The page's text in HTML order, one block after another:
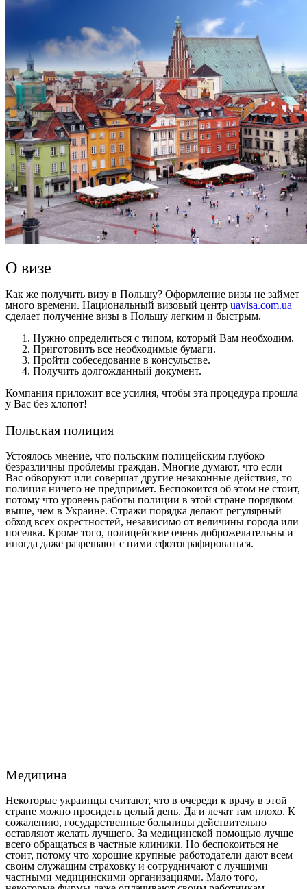
О визе
Как же получить визу в Польшу? Оформление визы не займет
много времени. Национальный визовый центр uavisa.com.ua
сделает получение визы в Польшу легким и быстрым.
Нужно определиться с типом, который Вам необходим.
Приготовить все необходимые бумаги.
Пройти собеседование в консульстве.
Получить долгожданный документ.
Компания приложит все усилия, чтобы эта процедура прошла
у Вас без хлопот!
Польская полиция
Устоялось мнение, что польским полицейским глубоко
безразличны проблемы граждан. Многие думают, что если
Вас обворуют или совершат другие незаконные действия, то
полиция ничего не предпримет. Беспокоится об этом не стоит,
потому что уровень работы полиции в этой стране порядком
выше, чем в Украине. Стражи порядка делают регулярный
обход всех окрестностей, независимо от величины города или
поселка. Кроме того, полицейские очень доброжелательны и
иногда даже разрешают с ними сфотографироваться.
Медицина
Некоторые украинцы считают, что в очереди к врачу в этой
стране можно просидеть целый день. Да и лечат там плохо. К
сожалению, государственные больницы действительно
оставляют желать лучшего. За медицинской помощью лучше
всего обращаться в частные клиники. Но беспокоиться не
стоит, потому что хорошие крупные работодатели дают всем
своим служащим страховку и сотрудничают с лучшими
частными медицинскими организациями. Мало того,